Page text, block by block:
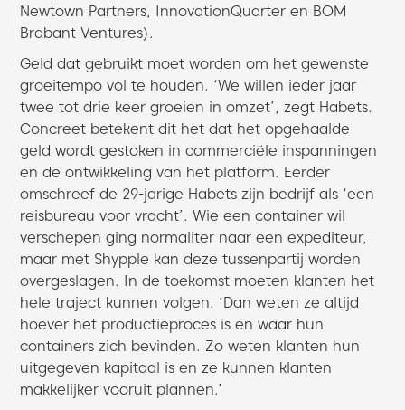
Newtown Partners, InnovationQuarter en BOM
Brabant Ventures).
Geld dat gebruikt moet worden om het gewenste
groeitempo vol te houden. ‘We willen ieder jaar
twee tot drie keer groeien in omzet’, zegt Habets.
Concreet betekent dit het dat het opgehaalde
geld wordt gestoken in commerciële inspanningen
en de ontwikkeling van het platform. Eerder
omschreef de 29-jarige Habets zijn bedrijf als ‘een
reisbureau voor vracht’. Wie een container wil
verschepen ging normaliter naar een expediteur,
maar met Shypple kan deze tussenpartij worden
overgeslagen. In de toekomst moeten klanten het
hele traject kunnen volgen. ‘Dan weten ze altijd
hoever het productieproces is en waar hun
containers zich bevinden. Zo weten klanten hun
uitgegeven kapitaal is en ze kunnen klanten
makkelijker vooruit plannen.’